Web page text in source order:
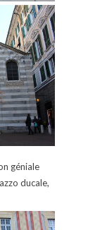
géniale
ducale,